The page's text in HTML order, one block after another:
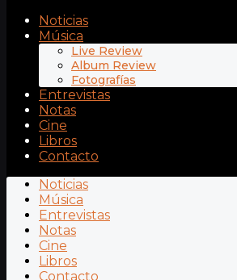
Noticias
Música
Live Review
Album Review
Fotografías
Entrevistas
Notas
Cine
Libros
Contacto
Noticias
Música
Entrevistas
Notas
Cine
Libros
Contacto